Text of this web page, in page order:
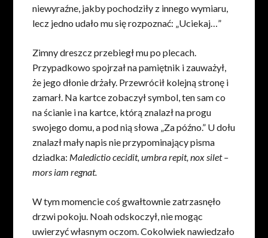
niewyraźne, jakby pochodziły z innego wymiaru,
lecz jedno udało mu się rozpoznać: „Uciekaj…”
Zimny dreszcz przebiegł mu po plecach.
Przypadkowo spojrzał na pamiętnik i zauważył,
że jego dłonie drżały. Przewrócił kolejną stronę i
zamarł. Na kartce zobaczył symbol, ten sam co
na ścianie i na kartce, którą znalazł na progu
swojego domu, a pod nią słowa „Za późno.” U dołu
znalazł mały napis nie przypominający pisma
dziadka: Maledictio cecidit, umbra repit, nox silet –
mors iam regnat.
W tym momencie coś gwałtownie zatrzasnęło
drzwi pokoju. Noah odskoczył, nie mogąc
uwierzyć własnym oczom. Cokolwiek nawiedzało